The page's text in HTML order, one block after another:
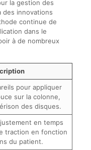
la gestion des
des innovations
continue de
dans le
à de nombreux
pour appliquer
sur la colonne,
des disques.
en temps
traction en fonction
du patient.